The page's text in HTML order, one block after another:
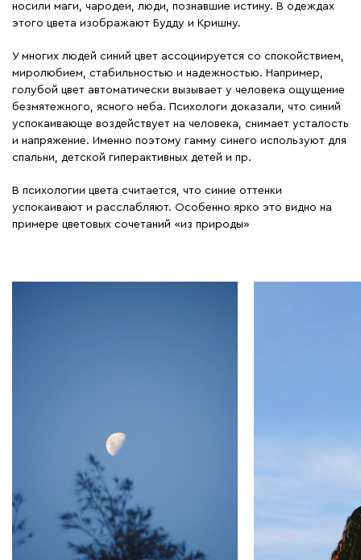
носили маги, чародеи, люди, познавшие истину. В одеждах
этого цвета изображают Будду и Кришну.
У многих людей синий цвет ассоциируется со спокойствием,
миролюбием, стабильностью и надежностью. Например,
голубой цвет автоматически вызывает у человека ощущение
безмятежного, ясного неба. Психологи доказали, что синий
успокаивающе воздействует на человека, снимает усталость
и напряжение. Именно поэтому гамму синего используют для
спальни, детской гиперактивных детей и пр.
В психологии цвета считается, что синие оттенки
успокаивают и расслабляют. Особенно ярко это видно на
примере цветовых сочетаний «из природы»